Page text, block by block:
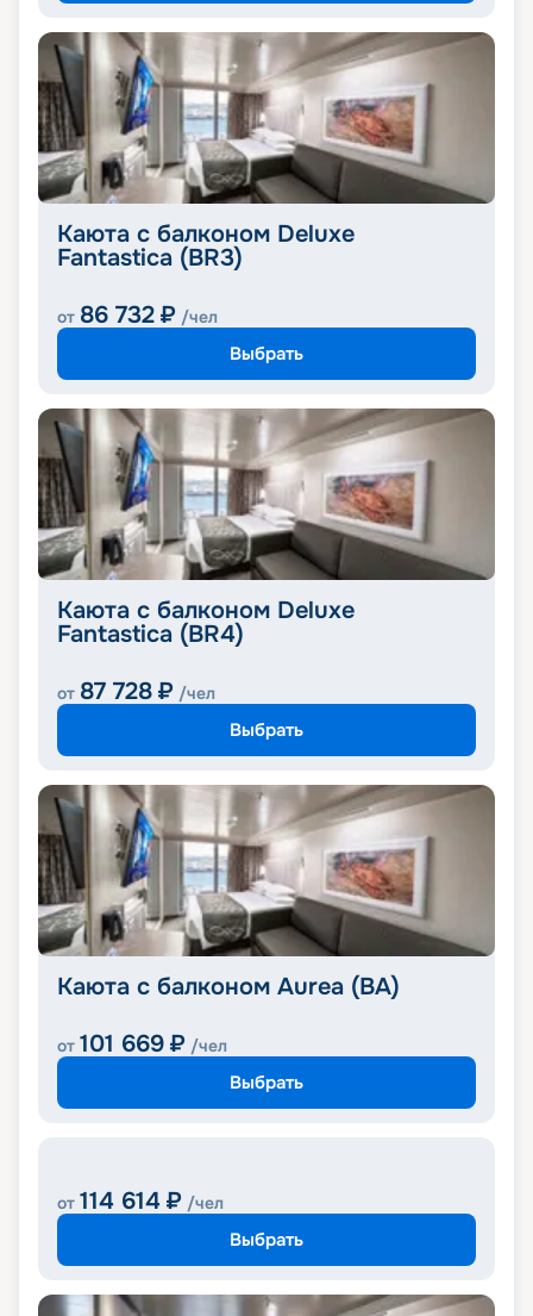
Каюта с балконом Deluxe
Fantastica (BR3)
от 86 732 ₽ /чел
Выбрать
Каюта с балконом Deluxe
Fantastica (BR4)
от 87 728 ₽ /чел
Выбрать
Каюта с балконом Aurea (BA)
от 101 669 ₽ /чел
Выбрать
от 114 614 ₽ /чел
Выбрать